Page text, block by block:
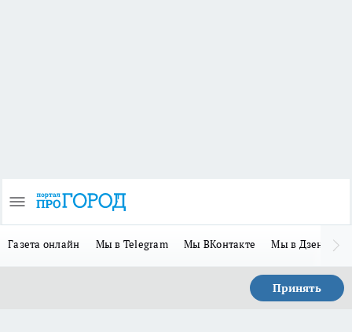
Газета онлайн Мы в Telegram Мы ВКонтакте Мы в Дзене
Принять